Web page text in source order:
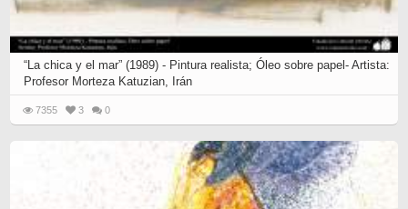
“La chica y el mar” (1989) - Pintura realista; Óleo sobre papel- Artista:
Profesor Morteza Katuzian, Irán
7355 3 0